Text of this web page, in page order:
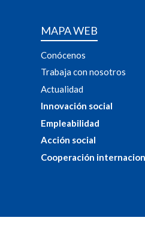
MAPA WEB
Conócenos
Trabaja con nosotros
Actualidad
Innovación social
Empleabilidad
Acción social
Cooperación